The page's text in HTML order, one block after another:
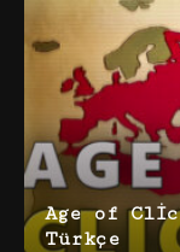
Age of
Türkçe